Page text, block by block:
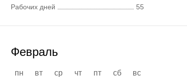
Рабочих дней
55
Февраль
пн вт ср чт пт сб
вс